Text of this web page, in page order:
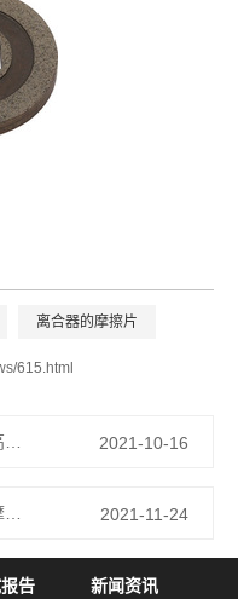
离合器的摩擦片
615.html
2021-10-16
2021-11-24
告 新闻资讯